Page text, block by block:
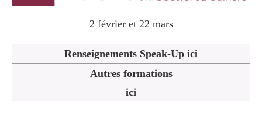
2 février et 22 mars
Renseignements Speak-Up ici
Autres formations
ici